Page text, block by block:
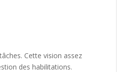
Cette vision assez
des habilitations.